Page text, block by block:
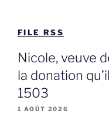
FILE RSS
Nicole, veuve
la donation
1503
1 AOÛT 2026